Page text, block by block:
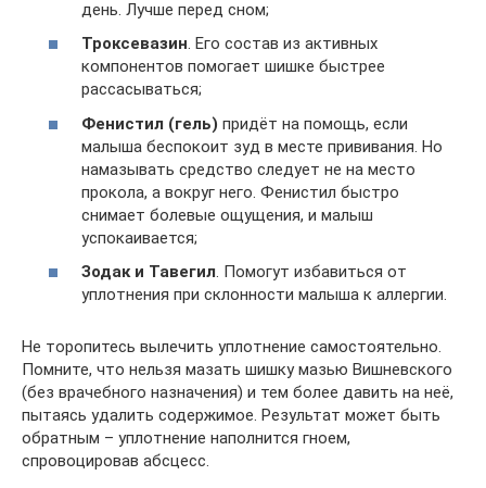
день. Лучше перед сном;
Троксевазин. Его состав из активных
компонентов помогает шишке быстрее
рассасываться;
Фенистил (гель) придёт на помощь, если
малыша беспокоит зуд в месте прививания. Но
намазывать средство следует не на место
прокола, а вокруг него. Фенистил быстро
снимает болевые ощущения, и малыш
успокаивается;
Зодак и Тавегил. Помогут избавиться от
уплотнения при склонности малыша к аллергии.
Не торопитесь вылечить уплотнение самостоятельно.
Помните, что нельзя мазать шишку мазью Вишневского
(без врачебного назначения) и тем более давить на неё,
пытаясь удалить содержимое. Результат может быть
обратным – уплотнение наполнится гноем,
спровоцировав абсцесс.